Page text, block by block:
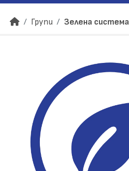
Групи Зелена система